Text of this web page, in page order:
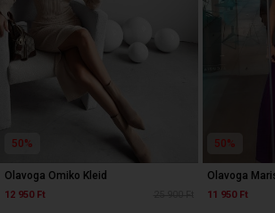
50%
Olavoga Omiko Kleid
12 950 Ft
50%
Olavoga
11 950 Ft